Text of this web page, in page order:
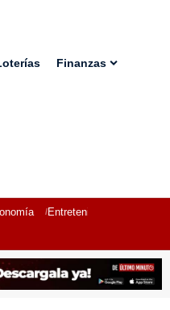
Finanzas
Entretenimiento